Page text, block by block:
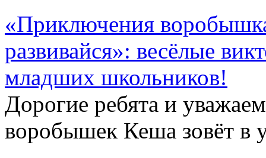
«Приключения
развивайся»: весёлые
младших школьников!
Дорогие ребята и
воробышек Кеша зовёт в